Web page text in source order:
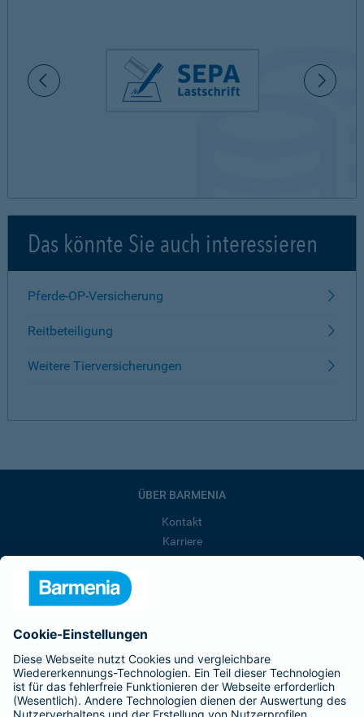
Das könnte Sie auch interessieren
Pferde-OP-Versicherung
Reitbeteiligung
Weitere Tierversicherungen
ÜBER BARMENIA
Kontakt
Karriere
Barmenia ist Teil der BarmeniaGothaer
BELIEBTE SEITEN
Kranken-Zusatzversicherung